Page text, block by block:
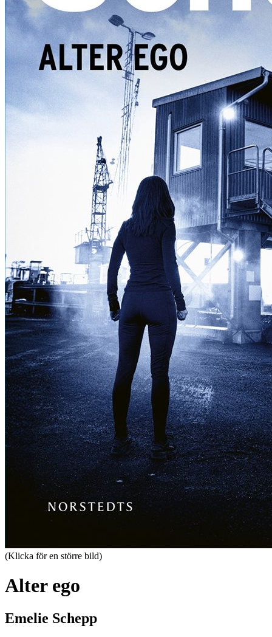
(Klicka för en större bild)
Alter ego
Emelie Schepp